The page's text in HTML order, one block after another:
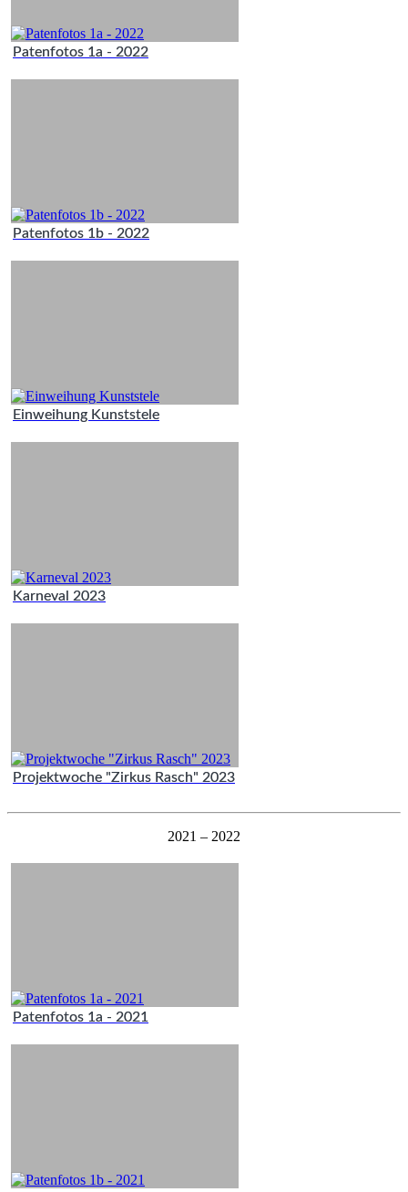
Patenfotos 1a - 2022
Patenfotos 1b - 2022
Einweihung Kunststele
Karneval 2023
Projektwoche "Zirkus Rasch" 2023
2021 – 2022
Patenfotos 1a - 2021